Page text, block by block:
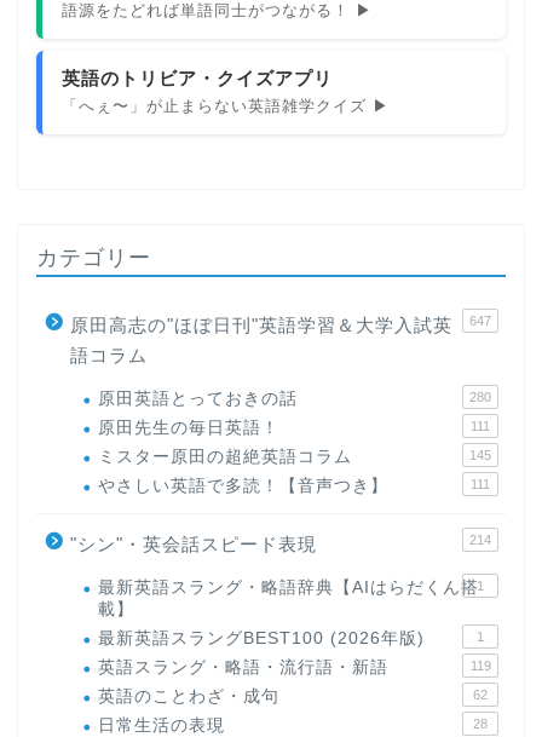
語源をたどれば単語同士がつながる！ ▶
英語のトリビア・クイズアプリ
「へぇ〜」が止まらない英語雑学クイズ ▶
カテゴリー
原田高志の"ほぼ日刊"英語学習＆大学入試英
語コラム
647
原田英語とっておきの話 280
原田先生の毎日英語！ 111
ミスター原田の超絶英語コラム 145
やさしい英語で多読！【音声つき】 111
"シン"・英会話スピード表現 214
最新英語スラング・略語辞典【AIはらだくん搭
載】
1
最新英語スラングBEST100 (2026年版) 1
英語スラング・略語・流行語・新語 119
英語のことわざ・成句 62
日常生活の表現 28